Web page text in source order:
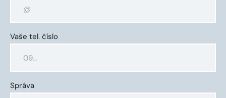
Vaše tel. číslo
Správa